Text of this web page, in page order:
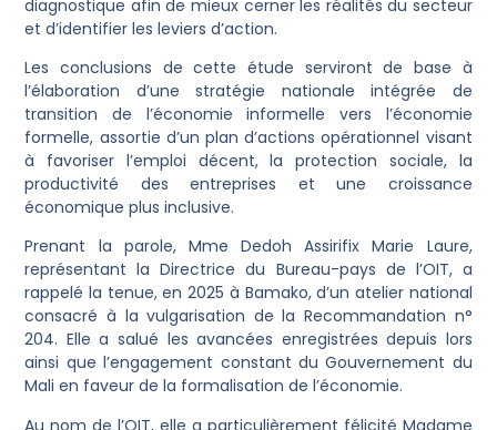
diagnostique afin de mieux cerner les réalités du secteur
et d’identifier les leviers d’action.
Les conclusions de cette étude serviront de base à
l’élaboration d’une stratégie nationale intégrée de
transition de l’économie informelle vers l’économie
formelle, assortie d’un plan d’actions opérationnel visant
à favoriser l’emploi décent, la protection sociale, la
productivité des entreprises et une croissance
économique plus inclusive.
Prenant la parole, Mme Dedoh Assirifix Marie Laure,
représentant la Directrice du Bureau-pays de l’OIT, a
rappelé la tenue, en 2025 à Bamako, d’un atelier national
consacré à la vulgarisation de la Recommandation n°
204. Elle a salué les avancées enregistrées depuis lors
ainsi que l’engagement constant du Gouvernement du
Mali en faveur de la formalisation de l’économie.
Au nom de l’OIT, elle a particulièrement félicité Madame